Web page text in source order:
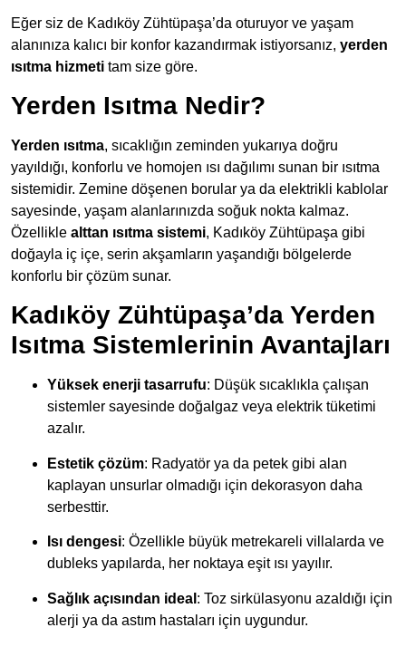
Eğer siz de Kadıköy Zühtüpaşa’da oturuyor ve yaşam
alanınıza kalıcı bir konfor kazandırmak istiyorsanız, yerden
ısıtma hizmeti tam size göre.
Yerden Isıtma Nedir?
Yerden ısıtma, sıcaklığın zeminden yukarıya doğru
yayıldığı, konforlu ve homojen ısı dağılımı sunan bir ısıtma
sistemidir. Zemine döşenen borular ya da elektrikli kablolar
sayesinde, yaşam alanlarınızda soğuk nokta kalmaz.
Özellikle alttan ısıtma sistemi, Kadıköy Zühtüpaşa gibi
doğayla iç içe, serin akşamların yaşandığı bölgelerde
konforlu bir çözüm sunar.
Kadıköy Zühtüpaşa’da Yerden
Isıtma Sistemlerinin Avantajları
Yüksek enerji tasarrufu: Düşük sıcaklıkla çalışan
sistemler sayesinde doğalgaz veya elektrik tüketimi
azalır.
Estetik çözüm: Radyatör ya da petek gibi alan
kaplayan unsurlar olmadığı için dekorasyon daha
serbesttir.
Isı dengesi: Özellikle büyük metrekareli villalarda ve
dubleks yapılarda, her noktaya eşit ısı yayılır.
Sağlık açısından ideal : Toz sirkülasyonu azaldığı için
alerji ya da astım hastaları için uygundur.